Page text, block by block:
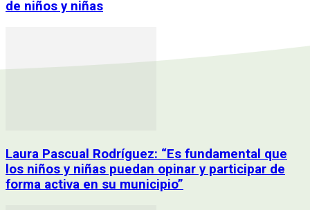
de niños y niñas
Laura Pascual Rodríguez: “Es fundamental que
los niños y niñas puedan opinar y participar de
forma activa en su municipio”